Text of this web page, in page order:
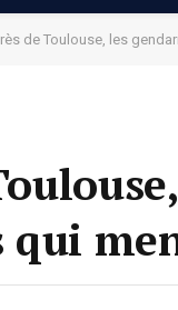
de Toulouse, les
qui